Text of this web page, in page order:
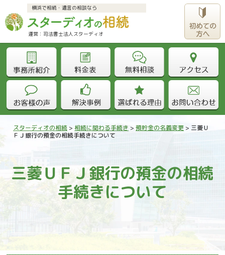
横浜で相続・遺言の相談なら
スターディオの相続 > 相続に関わる手続き >預貯金の名義変更 > 三菱Ｕ
ＦＪ銀行の預金の相続手続きについて
三菱ＵＦＪ銀行の預金の相続
手続きについて